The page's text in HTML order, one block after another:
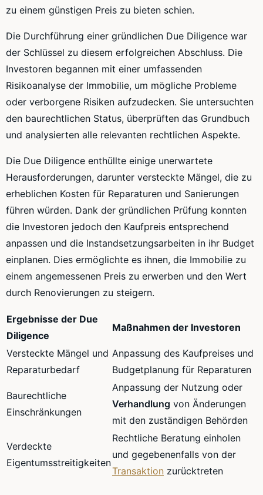
zu einem günstigen Preis zu bieten schien.
Die Durchführung einer gründlichen Due Diligence war
der Schlüssel zu diesem erfolgreichen Abschluss. Die
Investoren begannen mit einer umfassenden
Risikoanalyse der Immobilie, um mögliche Probleme
oder verborgene Risiken aufzudecken. Sie untersuchten
den baurechtlichen Status, überprüften das Grundbuch
und analysierten alle relevanten rechtlichen Aspekte.
Die Due Diligence enthüllte einige unerwartete
Herausforderungen, darunter versteckte Mängel, die zu
erheblichen Kosten für Reparaturen und Sanierungen
führen würden. Dank der gründlichen Prüfung konnten
die Investoren jedoch den Kaufpreis entsprechend
anpassen und die Instandsetzungsarbeiten in ihr Budget
einplanen. Dies ermöglichte es ihnen, die Immobilie zu
einem angemessenen Preis zu erwerben und den Wert
durch Renovierungen zu steigern.
Ergebnisse der Due
Diligence
Maßnahmen der Investoren
Versteckte Mängel und
Reparaturbedarf
Anpassung des Kaufpreises und
Budgetplanung für Reparaturen
Baurechtliche
Einschränkungen
Anpassung der Nutzung oder
Verhandlung von Änderungen
mit den zuständigen Behörden
Verdeckte
Eigentumsstreitigkeiten
Rechtliche Beratung einholen
und gegebenenfalls von der
Transaktion zurücktreten